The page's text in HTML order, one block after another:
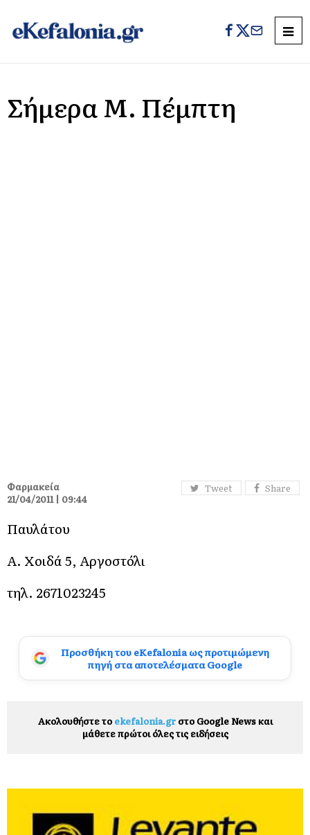
Σήμερα Μ. Πέμπτη
Tweet Share
Φαρμακεία
21/04/2011 | 09:44
Παυλάτου
Α. Χοιδά 5, Αργοστόλι
τηλ. 2671023245
Προσθήκη του eKefalonia ως προτιμώμενη
πηγή στα αποτελέσματα Google
Ακολουθήστε το ekefalonia.grστο Google News και
μάθετε πρώτοι όλες τις ειδήσεις